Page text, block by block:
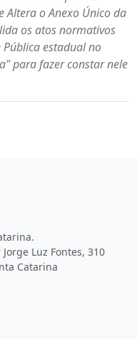
Altera o Anexo Único da
os atos normativos
estadual no
para fazer constar nele
Luz Fontes, 310
Catarina